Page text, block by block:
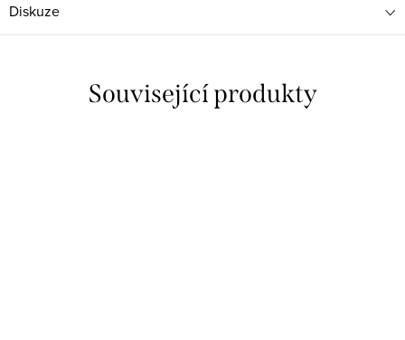
Diskuze
Související produkty